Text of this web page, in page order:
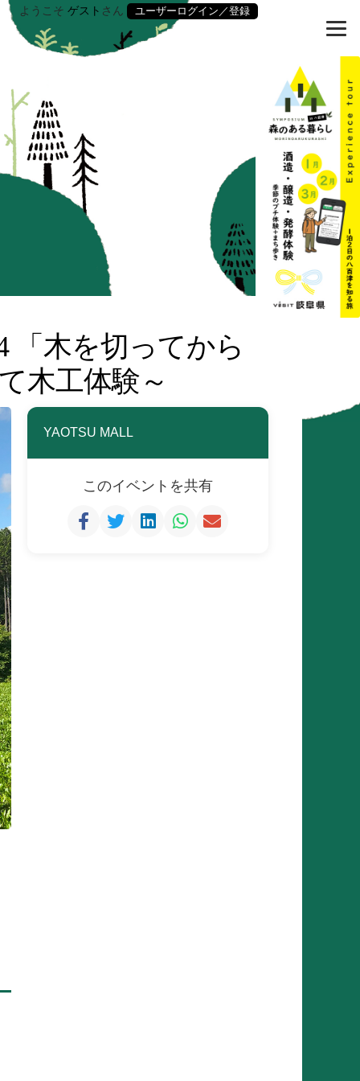
ようこそ ゲスト さん ユーザーログイン／登録
「木を切ってから
木工体験～
YAOTSU MALL
このイベントを共有